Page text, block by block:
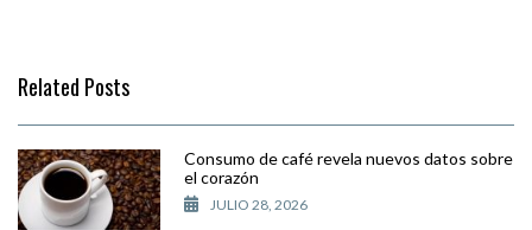
Related Posts
Consumo de café revela nuevos datos sobre
el corazón
JULIO 28, 2026